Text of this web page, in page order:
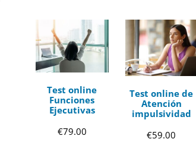
€69.00
hasta
€99.00
Test online
Funciones
Ejecutivas
€79.00
Test online de
Atención
impulsividad
€59.00